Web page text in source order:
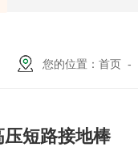
您的位置： 首页 -
压短路接地棒